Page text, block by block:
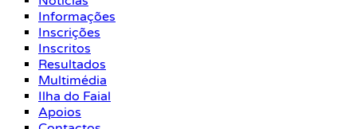
Informações
Inscrições
Inscritos
Resultados
Multimédia
Ilha do Faial
Apoios